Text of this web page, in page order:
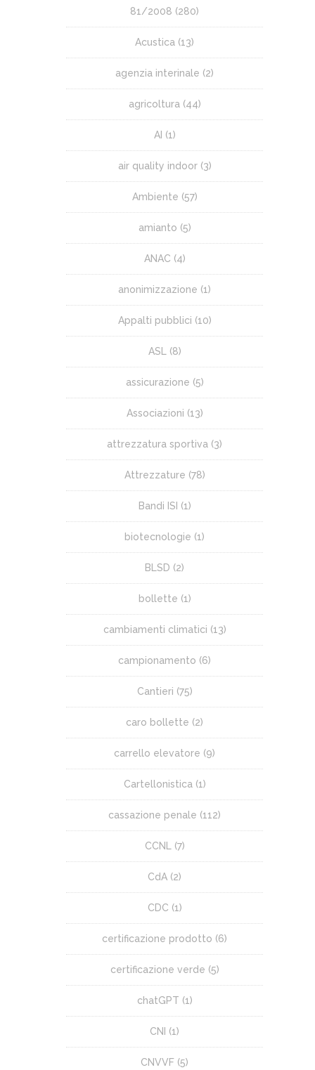
81/2008 (280)
Acustica (13)
agenzia interinale (2)
agricoltura (44)
AI (1)
air quality indoor(3)
Ambiente (57)
amianto (5)
ANAC (4)
anonimizzazione (1)
Appalti pubblici (10)
ASL (8)
assicurazione (5)
Associazioni (13)
attrezzatura sportiva (3)
Attrezzature (78)
Bandi ISI (1)
biotecnologie (1)
BLSD (2)
bollette (1)
cambiamenti climatici (13)
campionamento (6)
Cantieri (75)
caro bollette (2)
carrello elevatore (9)
Cartellonistica (1)
cassazione penale (112)
CCNL (7)
CdA (2)
CDC (1)
certificazione prodotto (6)
certificazione verde (5)
chatGPT (1)
CNI (1)
CNVVF (5)